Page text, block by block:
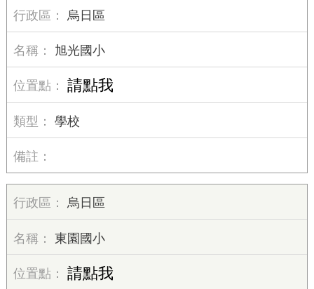
烏日區
旭光國小
請點我
學校
烏日區
東園國小
請點我